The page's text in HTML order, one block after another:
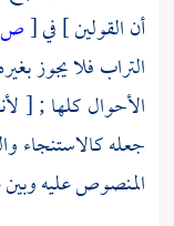
أن القولين ] في[
التراب فلا يجوز
الأحوال كلها ; [
جعله كالاستنجاء
المنصوص عليه